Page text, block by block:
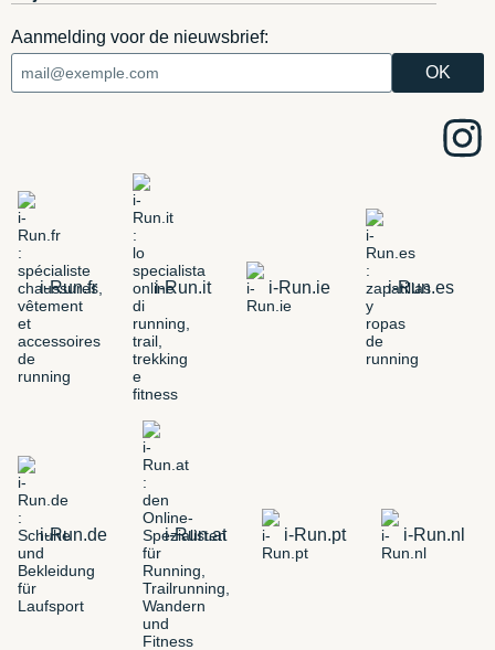
Aanmelding voor de nieuwsbrief:
i-Run.fr i-Run.it i-Run.ie i-Run.es
i-Run.de i-Run.at i-Run.pt i-Run.nl